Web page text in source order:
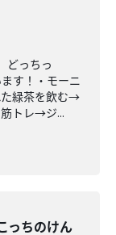
どっちっ
す！・モーニ
た緑茶を飲む→
トレ→ジ...
っちのけん